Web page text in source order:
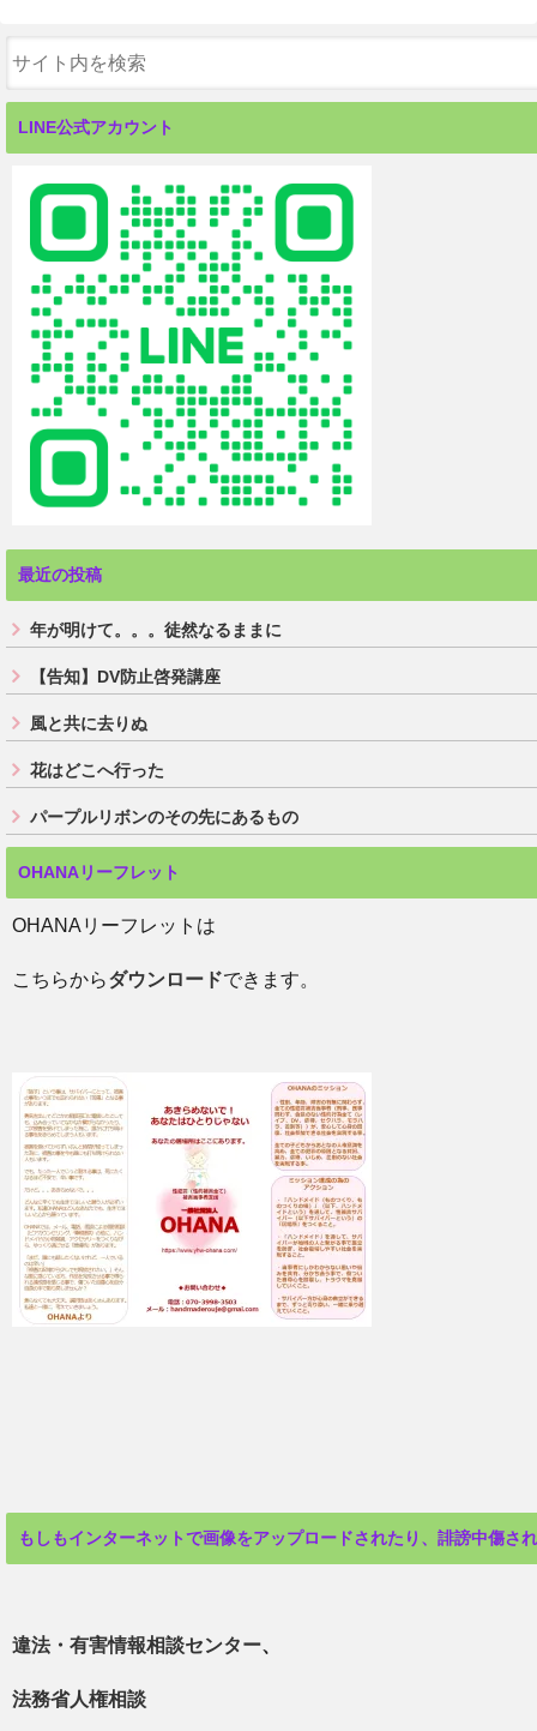
LINE公式アカウント
最近の投稿
年が明けて。。。徒然なるままに
【告知】DV防止啓発講座
風と共に去りぬ
花はどこへ行った
パープルリボンのその先にあるもの
OHANAリーフレット
OHANAリーフレットは
こちらからダウンロードできます。
もしもインターネットで画像をアップロードされたり、誹謗中傷さ
違法・有害情報相談センター、
法務省人権相談